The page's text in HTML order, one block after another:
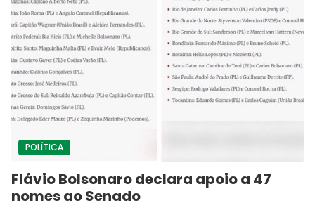
POLÍTICA
Flávio Bolsonaro declara apoio a 47
nomes ao Senado